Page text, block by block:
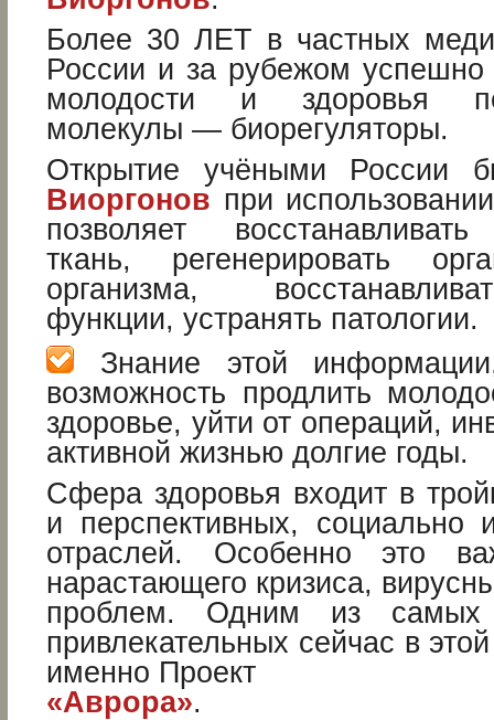
Более 30 ЛЕТ в частных
России и за рубежом
молодости и здоровья
молекулы — биорегуляторы.
Открытие учёными России
Виоргонов при
позволяет
ткань, регенерировать
организма,
функции, устранять патологии.
Знание этой
возможность продлить
здоровье, уйти от операций,
активной жизнью долгие годы.
Сфера здоровья входит в
и перспективных, социально
отраслей. Особенно это
нарастающего кризиса,
проблем. Одним из самых
привлекательных сейчас в
именно Проект
«Аврора».